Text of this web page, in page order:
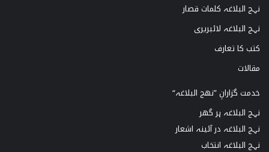
نہج البلاغہ کلمات قصار
نہج البلاغہ لائبریری
کتب کا تعارف
مقالات
خدمت گزارانِ ”نھج البلاغہ“
نہج البلاغہ ہر گھر
نہج البلاغہ در آئینہ اشعار
نہج البلاغہ انتخاب